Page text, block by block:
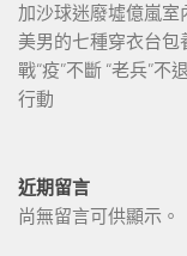
加沙球迷廢墟億嵐室
美男的七種穿衣台包
戰“疫”不斷 “老兵”
行動
近期留言
尚無留言可供顯示。